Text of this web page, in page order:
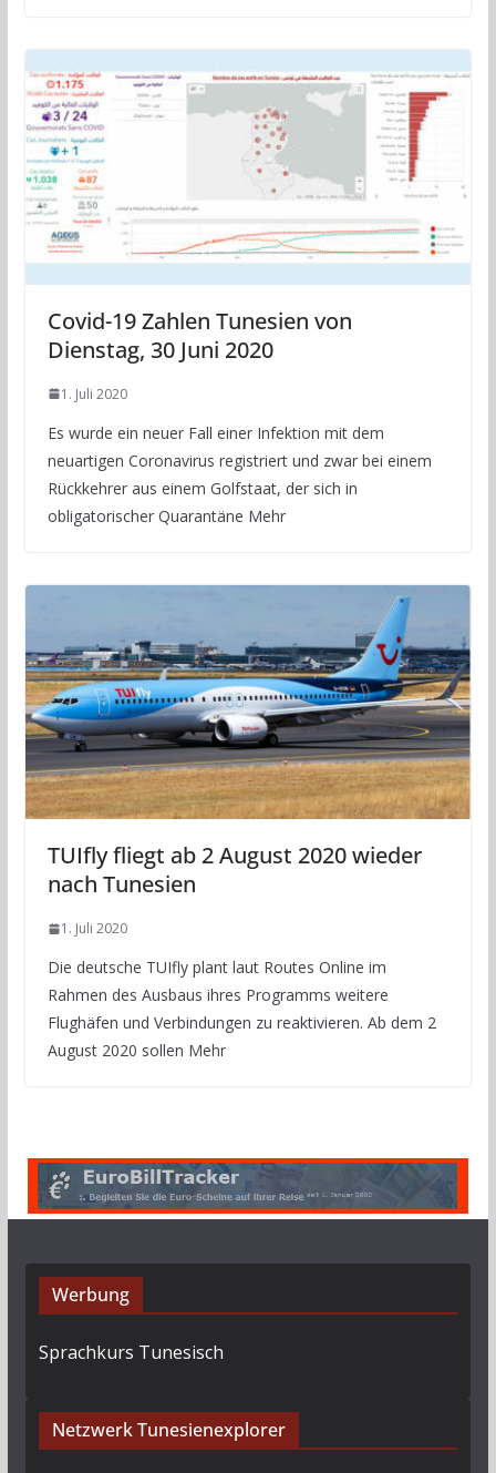
Covid-19 Zahlen Tunesien von
Dienstag, 30 Juni 2020
1. Juli 2020
Es wurde ein neuer Fall einer Infektion mit dem
neuartigen Coronavirus registriert und zwar bei einem
Rückkehrer aus einem Golfstaat, der sich in
obligatorischer Quarantäne Mehr
TUIfly fliegt ab 2 August 2020 wieder
nach Tunesien
1. Juli 2020
Die deutsche TUIfly plant laut Routes Online im
Rahmen des Ausbaus ihres Programms weitere
Flughäfen und Verbindungen zu reaktivieren. Ab dem 2
August 2020 sollen Mehr
Werbung
Sprachkurs Tunesisch
Netzwerk Tunesienexplorer